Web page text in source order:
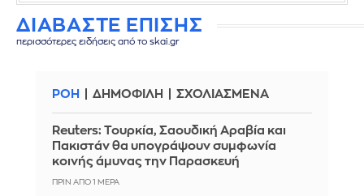
ΔΙΑΒΑΣΤΕ ΕΠΙΣΗΣ
περισσότερες ειδήσεις από το skai.gr
ΡΟΗ ΔΗΜΟΦΙΛΗ ΣΧΟΛΙΑΣΜΕΝΑ
Reuters: Τουρκία, Σαουδική Αραβία και
Πακιστάν θα υπογράψουν συμφωνία
κοινής άμυνας την Παρασκευή
ΠΡΙΝ ΑΠΌ 1 ΜΈΡΑ